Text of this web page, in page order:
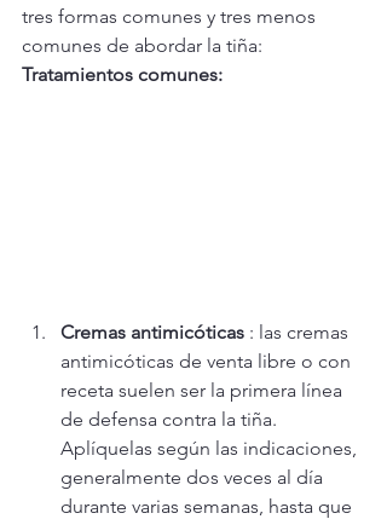
tres formas comunes y tres menos
comunes de abordar la tiña:
Tratamientos comunes:
Cremas antimicóticas : las cremas
antimicóticas de venta libre o con
receta suelen ser la primera línea
de defensa contra la tiña.
Aplíquelas según las indicaciones,
generalmente dos veces al día
durante varias semanas, hasta que